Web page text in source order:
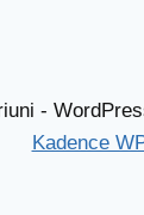
-
Kadence